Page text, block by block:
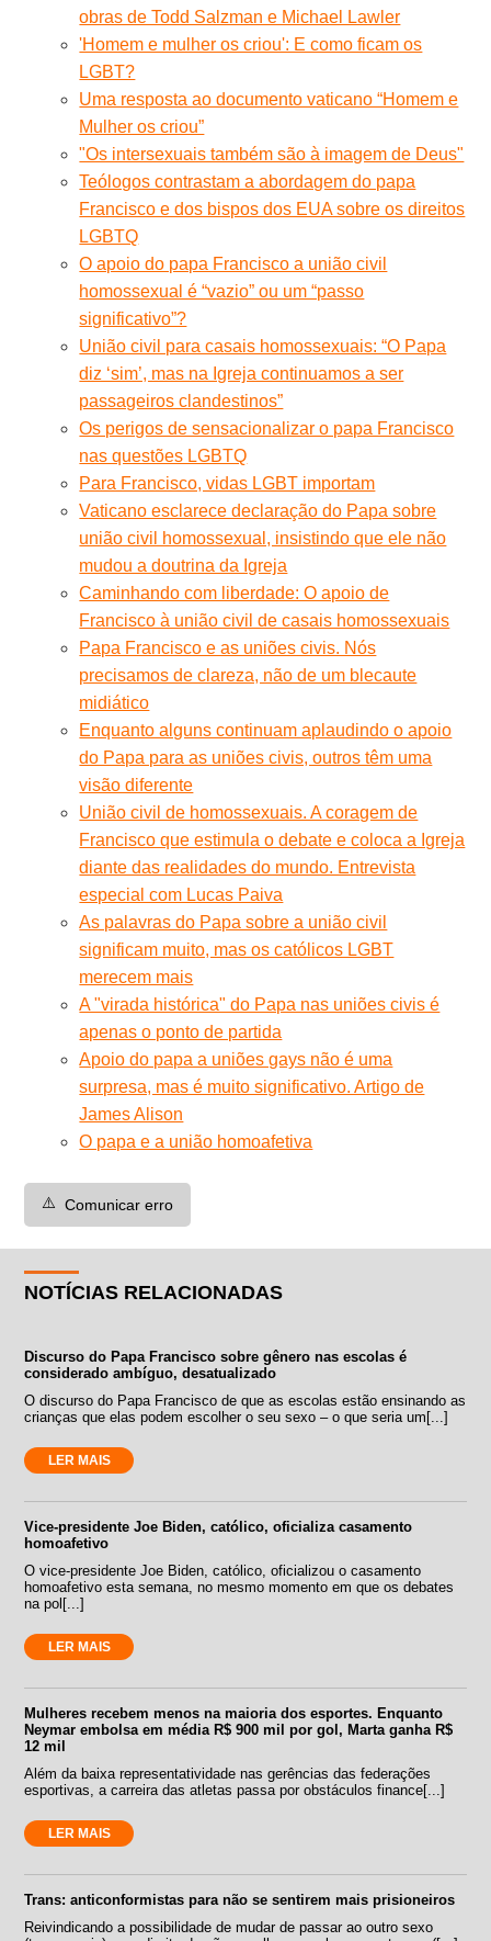
obras de Todd Salzman e Michael Lawler
'Homem e mulher os criou': E como ficam os
LGBT?
Uma resposta ao documento vaticano “Homem e
Mulher os criou”
"Os intersexuais também são à imagem de Deus"
Teólogos contrastam a abordagem do papa
Francisco e dos bispos dos EUA sobre os direitos
LGBTQ
O apoio do papa Francisco a união civil
homossexual é “vazio” ou um “passo
significativo”?
União civil para casais homossexuais: “O Papa
diz ‘sim’, mas na Igreja continuamos a ser
passageiros clandestinos”
Os perigos de sensacionalizar o papa Francisco
nas questões LGBTQ
Para Francisco, vidas LGBT importam
Vaticano esclarece declaração do Papa sobre
união civil homossexual, insistindo que ele não
mudou a doutrina da Igreja
Caminhando com liberdade: O apoio de
Francisco à união civil de casais homossexuais
Papa Francisco e as uniões civis. Nós
precisamos de clareza, não de um blecaute
midiático
Enquanto alguns continuam aplaudindo o apoio
do Papa para as uniões civis, outros têm uma
visão diferente
União civil de homossexuais. A coragem de
Francisco que estimula o debate e coloca a Igreja
diante das realidades do mundo. Entrevista
especial com Lucas Paiva
As palavras do Papa sobre a união civil
significam muito, mas os católicos LGBT
merecem mais
A "virada histórica" do Papa nas uniões civis é
apenas o ponto de partida
Apoio do papa a uniões gays não é uma
surpresa, mas é muito significativo. Artigo de
James Alison
O papa e a união homoafetiva
⚠️ Comunicar erro
NOTÍCIAS RELACIONADAS
Discurso do Papa Francisco sobre gênero nas escolas é
considerado ambíguo, desatualizado
O discurso do Papa Francisco de que as escolas estão ensinando as
crianças que elas podem escolher o seu sexo – o que seria um[...]
LER MAIS
Vice-presidente Joe Biden, católico, oficializa casamento
homoafetivo
O vice-presidente Joe Biden, católico, oficializou o casamento
homoafetivo esta semana, no mesmo momento em que os debates
na pol[...]
LER MAIS
Mulheres recebem menos na maioria dos esportes. Enquanto
Neymar embolsa em média R$ 900 mil por gol, Marta ganha R$
12 mil
Além da baixa representatividade nas gerências das federações
esportivas, a carreira das atletas passa por obstáculos finance[...]
LER MAIS
Trans: anticonformistas para não se sentirem mais prisioneiros
Reivindicando a possibilidade de mudar de passar ao outro sexo